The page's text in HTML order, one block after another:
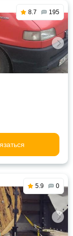
8.7 195
5.9 0